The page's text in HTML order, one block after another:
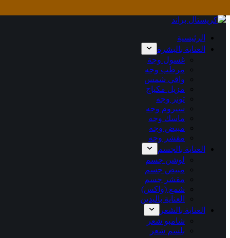
إلى
الرئيسية
العناية بالبشرة
غسول وجة
مرطب وجه
واقي شمس
مزيل مكياج
تونر وجه
سيروم وجه
ماسك وجه
مبيض وجه
مقشر وجه
العناية بالجسم
لوشن جسم
مبيض جسم
مقشر جسم
شمع (واكس)
العناية باليدين
العناية بالشعر
شامبو شعر
بلسم شعر